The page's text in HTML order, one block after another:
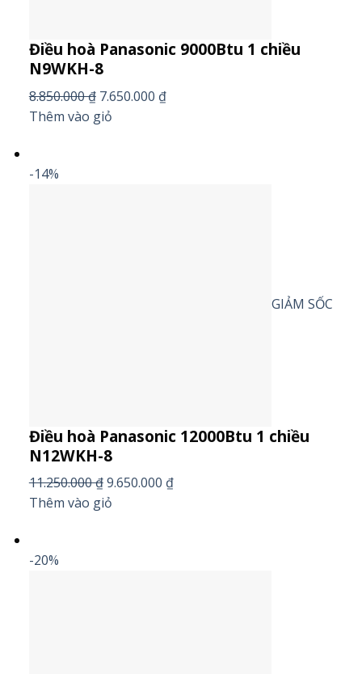
Điều hoà Panasonic 9000Btu 1 chiều
N9WKH-8
8.850.000 ₫ 7.650.000 ₫
Thêm vào giỏ
-14%
GIẢM SỐC
Điều hoà Panasonic 12000Btu 1 chiều
N12WKH-8
11.250.000 ₫9.650.000 ₫
Thêm vào giỏ
-20%